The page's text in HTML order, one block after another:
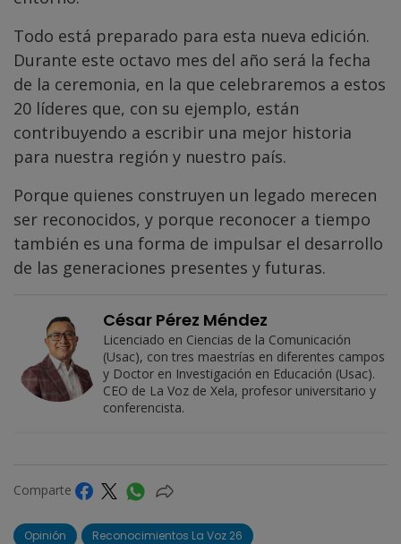
Todo está preparado para esta nueva edición.
Durante este octavo mes del año será la fecha
de la ceremonia, en la que celebraremos a estos
20 líderes que, con su ejemplo, están
contribuyendo a escribir una mejor historia
para nuestra región y nuestro país.
Porque quienes construyen un legado merecen
ser reconocidos, y porque reconocer a tiempo
también es una forma de impulsar el desarrollo
de las generaciones presentes y futuras.
César Pérez Méndez
Licenciado en Ciencias de la Comunicación
(Usac), con tres maestrías en diferentes campos
y Doctor en Investigación en Educación (Usac).
CEO de La Voz de Xela, profesor universitario y
conferencista.
Comparte
Opinión Reconocimientos La Voz 26